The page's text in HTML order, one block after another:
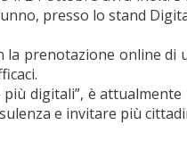
presso lo stand
la prenotazione online
digitali”, è
e invitare più